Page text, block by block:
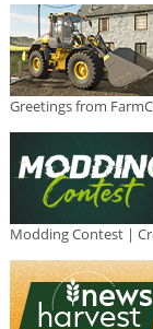
Greetings from
Modding Contest |